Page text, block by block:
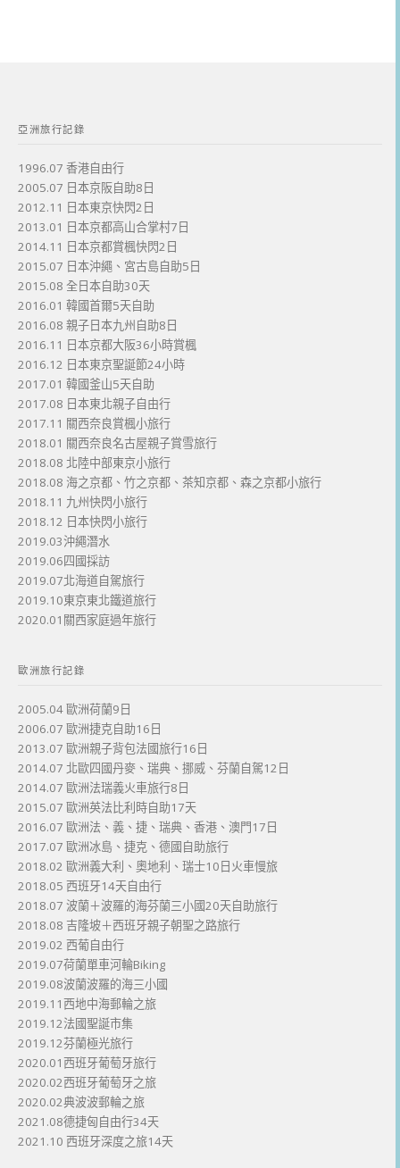
亞洲旅行記錄
1996.07 香港自由行
2005.07 日本京阪自助8日
2012.11 日本東京快閃2日
2013.01 日本京都高山合掌村7日
2014.11 日本京都賞楓快閃2日
2015.07 日本沖繩、宮古島自助5日
2015.08 全日本自助30天
2016.01 韓國首爾5天自助
2016.08 親子日本九州自助8日
2016.11 日本京都大阪36小時賞楓
2016.12 日本東京聖誕節24小時
2017.01 韓國釜山5天自助
2017.08 日本東北親子自由行
2017.11 關西奈良賞楓小旅行
2018.01 關西奈良名古屋親子賞雪旅行
2018.08 北陸中部東京小旅行
2018.08 海之京都、竹之京都、茶知京都、森之京都小旅行
2018.11 九州快閃小旅行
2018.12 日本快閃小旅行
2019.03沖繩潛水
2019.06四國採訪
2019.07北海道自駕旅行
2019.10東京東北鐵道旅行
2020.01關西家庭過年旅行
歐洲旅行記錄
2005.04 歐洲荷蘭9日
2006.07 歐洲捷克自助16日
2013.07 歐洲親子背包法國旅行16日
2014.07 北歐四國丹麥、瑞典、挪威、芬蘭自駕12日
2014.07 歐洲法瑞義火車旅行8日
2015.07 歐洲英法比利時自助17天
2016.07 歐洲法、義、捷、瑞典、香港、澳門17日
2017.07 歐洲冰島、捷克、德國自助旅行
2018.02 歐洲義大利、奧地利、瑞士10日火車慢旅
2018.05 西班牙14天自由行
2018.07 波蘭＋波羅的海芬蘭三小國20天自助旅行
2018.08 吉隆坡＋西班牙親子朝聖之路旅行
2019.02 西葡自由行
2019.07荷蘭單車河輪Biking
2019.08波蘭波羅的海三小國
2019.11西地中海郵輪之旅
2019.12法國聖誕市集
2019.12芬蘭極光旅行
2020.01西班牙葡萄牙旅行
2020.02西班牙葡萄牙之旅
2020.02典波波郵輪之旅
2021.08德捷匈自由行34天
2021.10 西班牙深度之旅14天